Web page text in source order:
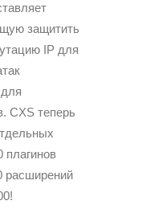
защитить
IP для
CXS теперь
плагинов
расширений